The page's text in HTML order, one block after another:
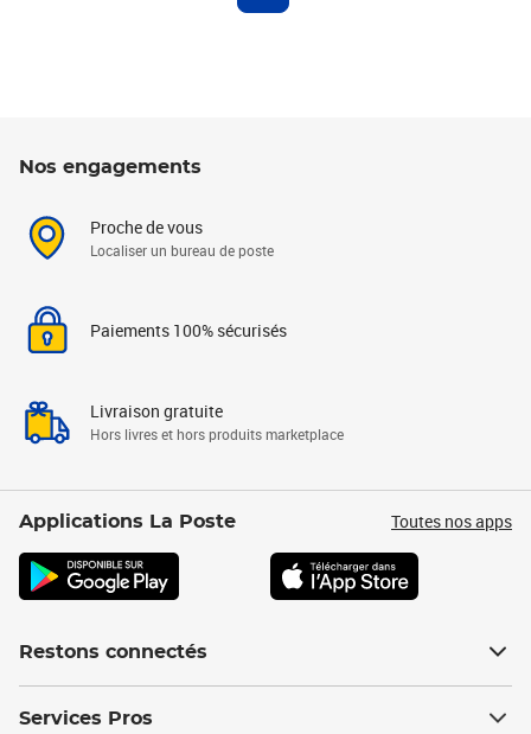
Nos engagements
Proche de vous
Localiser un bureau de poste
Paiements 100% sécurisés
Livraison gratuite
Hors livres et hors produits marketplace
Applications La Poste Toutes nos apps
Restons connectés
Services Pros